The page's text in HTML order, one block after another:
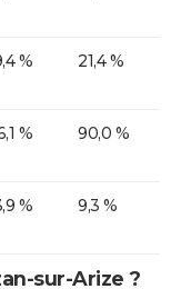
% 21,4 %
% 90,0 %
% 9,3 %
sur-Arize ?